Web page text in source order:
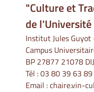
"Culture et
de
Institut Jules Guyot
Campus
BP 27877 21078
Tél :03 80 39 63 89
Email :chaire.vin-